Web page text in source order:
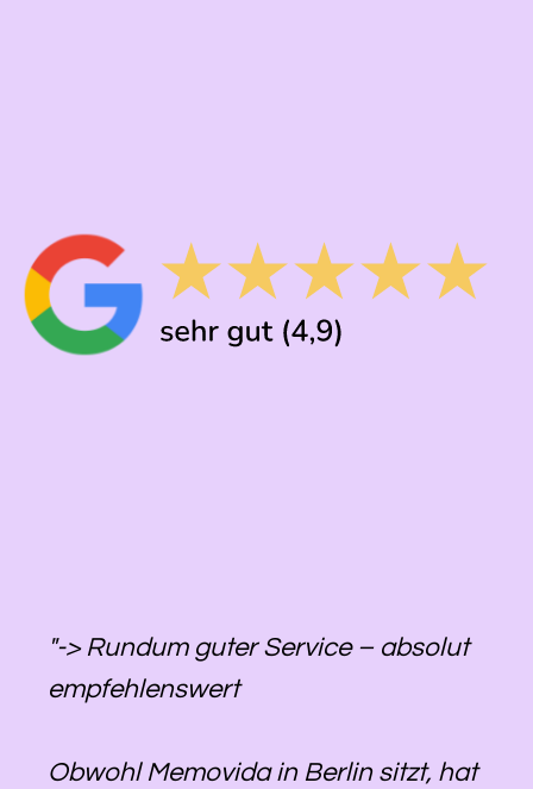
"-> Rundum guter Service – absolut
empfehlenswert
Obwohl Memovida in Berlin sitzt, hat